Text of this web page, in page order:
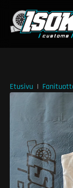
Etusivu